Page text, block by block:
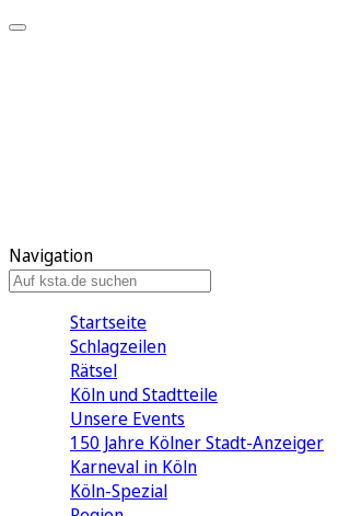
Navigation
Startseite
Schlagzeilen
Rätsel
Köln und Stadtteile
Unsere Events
150 Jahre Kölner Stadt-Anzeiger
Karneval in Köln
Köln-Spezial